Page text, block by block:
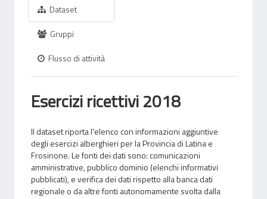
Dataset
Gruppi
Flusso di attività
Esercizi ricettivi 2018
Il dataset riporta l'elenco con informazioni aggiuntive
degli esercizi alberghieri per la Provincia di Latina e
Frosinone. Le fonti dei dati sono: comunicazioni
amministrative, pubblico dominio (elenchi informativi
pubblicati), e verifica dei dati rispetto alla banca dati
regionale o da altre fonti autonomamente svolta dalla